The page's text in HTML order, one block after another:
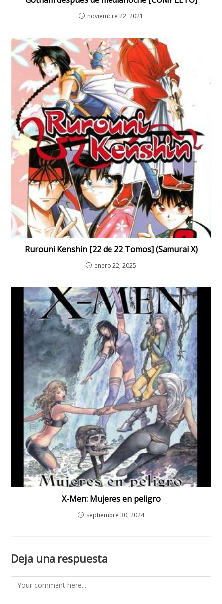
noviembre 22, 2021
Rurouni Kenshin [22 de 22 Tomos] (Samurai X)
enero 22, 2025
X-Men: Mujeres en peligro
septiembre 30, 2024
Deja una respuesta
Comment